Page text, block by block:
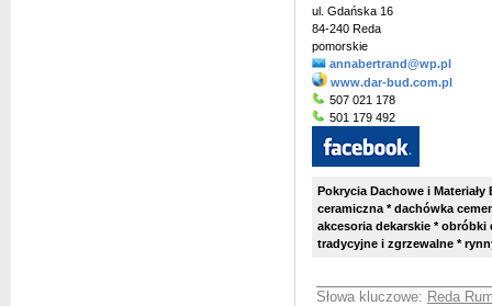
ul. Gdańska 16
84-240 Reda
pomorskie
annabertrand@wp.pl
www.dar-bud.com.pl
507 021 178
501 179 492
Pokrycia Dachowe i
ceramiczna * dachówka
akcesoria dekarskie * obróbki
tradycyjne i zgrzewalne *
Słowa kluczowe: Reda